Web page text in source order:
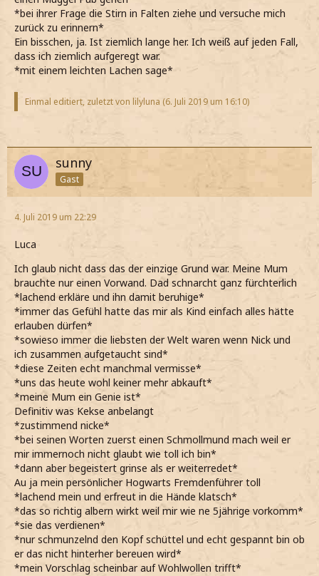
*bei ihrer Frage die Stirn in Falten ziehe und versuche mich
zurück zu erinnern*
Ein bisschen, ja. Ist ziemlich lange her. Ich weiß auf jeden Fall,
dass ich ziemlich aufgeregt war.
*mit einem leichten Lachen sage*
Einmal editiert, zuletzt von lilyluna (6. Juli 2019 um 16:10)
sunny
Gast
4. Juli 2019 um 22:29
Luca
Ich glaub nicht dass das der einzige Grund war. Meine Mum
brauchte nur einen Vorwand. Dad schnarcht ganz fürchterlich
*lachend erkläre und ihn damit beruhige*
*immer das Gefühl hatte das mir als Kind einfach alles hätte
erlauben dürfen*
*sowieso immer die liebsten der Welt waren wenn Nick und
ich zusammen aufgetaucht sind*
*diese Zeiten echt manchmal vermisse*
*uns das heute wohl keiner mehr abkauft*
*meine Mum ein Genie ist*
Definitiv was Kekse anbelangt
*zustimmend nicke*
*bei seinen Worten zuerst einen Schmollmund mach weil er
mir immernoch nicht glaubt wie toll ich bin*
*dann aber begeistert grinse als er weiterredet*
Au ja mein persönlicher Hogwarts Fremdenführer toll
*lachend mein und erfreut in die Hände klatsch*
*das so richtig albern wirkt weil mir wie ne 5jährige vorkomm*
*sie das verdienen*
*nur schmunzelnd den Kopf schüttel und echt gespannt bin ob
er das nicht hinterher bereuen wird*
*mein Vorschlag scheinbar auf Wohlwollen trifft*